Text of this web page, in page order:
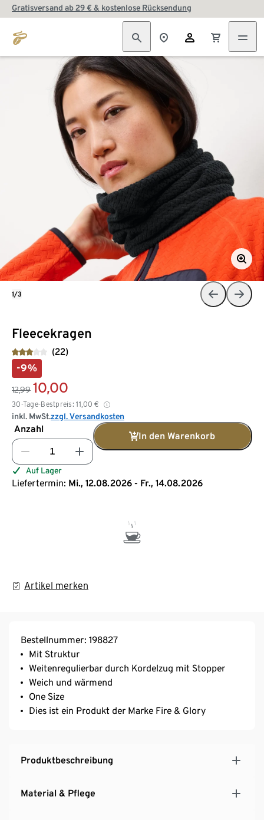
Gratisversand ab 29 € & kostenlose Rücksendung
Fleecekragen
(22)
-9%
12,99 10,00
30-Tage-Bestpreis: 11,00 €
inkl. MwSt.zzgl. Versandkosten
Anzahl
In den Warenkorb
Auf Lager
Liefertermin: Mi., 12.08.2026 - Fr., 14.08.2026
Artikel merken
1/3
Bestellnummer: 198827
Mit Struktur
Weitenregulierbar durch Kordelzug mit Stopper
Weich und wärmend
One Size
Dies ist ein Produkt der Marke Fire & Glory
Produktbeschreibung
Material & Pflege